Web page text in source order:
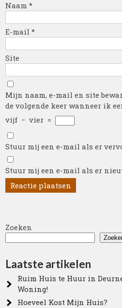
Naam*
E-mail*
Site
Mijn naam, e-mail en site
de volgende keer wanneer ik
vijf − vier =
Stuur mij een e-mail als er
Stuur mij een e-mail als er
Zoeken
Laatste artikelen
Ruim Huis te Huur in
Woning!
Hoeveel Kost Mijn Huis?